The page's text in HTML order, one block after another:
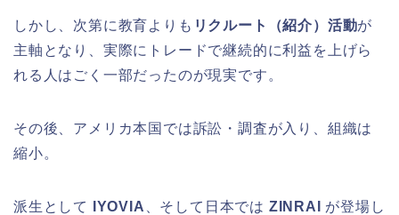
しかし、次第に教育よりも リクルート（紹介）活動が
主軸となり、実際にトレードで継続的に利益を上げら
れる人はごく一部だったのが現実です。
その後、アメリカ本国では訴訟・調査が入り、組織は
縮小。
派生として IYOVIA 、そして日本では ZINRAI
が登場し